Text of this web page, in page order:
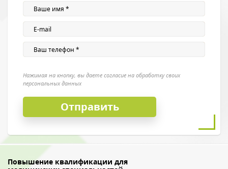
Нажимая на кнопку, вы даете согласие на обработку своих
персональных данных
Повышение квалификации для
Нажимая на кнопку, вы даете согласие на обработку своих
персональных данных